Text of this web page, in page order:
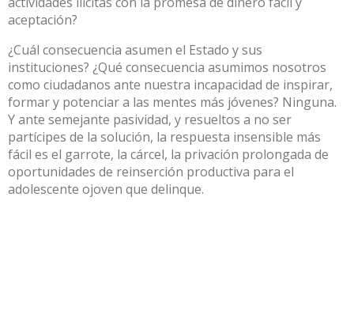
aceptación?
¿Cuál consecuencia asumen el Estado y sus
instituciones? ¿Qué consecuencia asumimos nosotros
como ciudadanos ante nuestra incapacidad de inspirar,
formar y potenciar a las mentes más jóvenes? Ninguna.
Y ante semejante pasividad, y resueltos a no ser
partícipes de la solución, la respuesta insensible más
fácil es el garrote, la cárcel, la privación prolongada de
oportunidades de reinserción productiva para el
adolescente ojoven que delinque.